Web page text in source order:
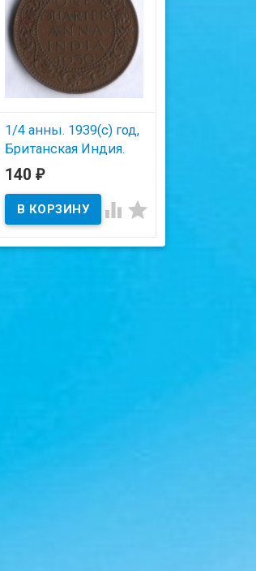
1/4 анны. 1939(c) год,
Британская Индия.
В наличии
Состояние на скане.
140 ₽
 